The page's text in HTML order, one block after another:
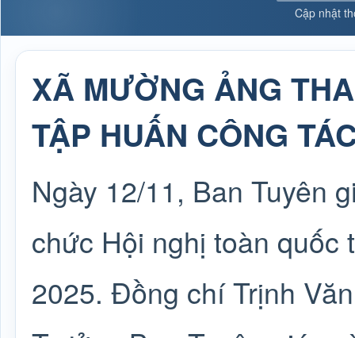
Cập nhật
XÃ MƯỜNG ẢNG
TẬP HUẤN CÔNG
Ngày 12/11, Ban Tuyên
chức Hội nghị toàn quốc
2025. Đồng chí Trịnh